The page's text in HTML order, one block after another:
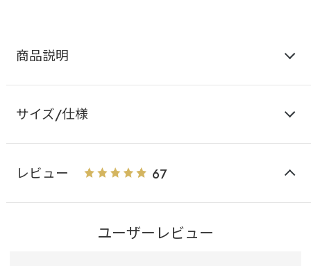
商品説明
サイズ/仕様
レビュー 67
ユーザーレビュー